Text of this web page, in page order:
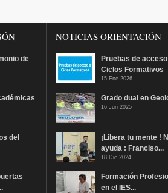
de
del
NOTICIAS ORIENTACIÓN
Pruebas de
Ciclos Formativos
15 Ene 2026
Grado dual en
16 Jun 2025
¡Libera tu mente !
ayuda : Franciso...
18 Dic 2024
Formación
en el IES...